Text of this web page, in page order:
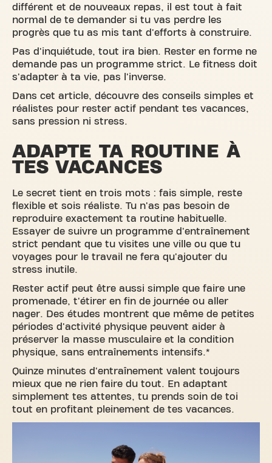
différent et de nouveaux repas, il est tout à fait
normal de te demander si tu vas perdre les
progrès que tu as mis tant d'efforts à construire.
Pas d'inquiétude, tout ira bien. Rester en forme ne
demande pas un programme strict. Le fitness doit
s'adapter à ta vie, pas l'inverse.
Dans cet article, découvre des conseils simples et
réalistes pour rester actif pendant tes vacances,
sans pression ni stress.
ADAPTE TA ROUTINE À
TES VACANCES
Le secret tient en trois mots : fais simple, reste
flexible et sois réaliste. Tu n'as pas besoin de
reproduire exactement ta routine habituelle.
Essayer de suivre un programme d'entraînement
strict pendant que tu visites une ville ou que tu
voyages pour le travail ne fera qu'ajouter du
stress inutile.
Rester actif peut être aussi simple que faire une
promenade, t'étirer en fin de journée ou aller
nager. Des études montrent que même de petites
périodes d'activité physique peuvent aider à
préserver la masse musculaire et la condition
physique, sans entraînements intensifs.*
Quinze minutes d'entraînement valent toujours
mieux que ne rien faire du tout. En adaptant
simplement tes attentes, tu prends soin de toi
tout en profitant pleinement de tes vacances.